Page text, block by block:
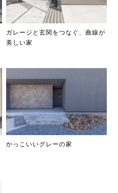
ガレージと玄関をつなぐ、曲線が
美しい家
かっこいいグレーの家